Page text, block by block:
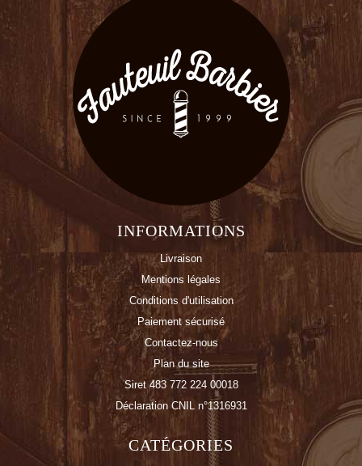
INFORMATIONS
Livraison
Mentions légales
Conditions d'utilisation
Paiement sécurisé
Contactez-nous
Plan du site
Siret 483 772 224 00018
Déclaration CNIL n°1316931
CATÉGORIES